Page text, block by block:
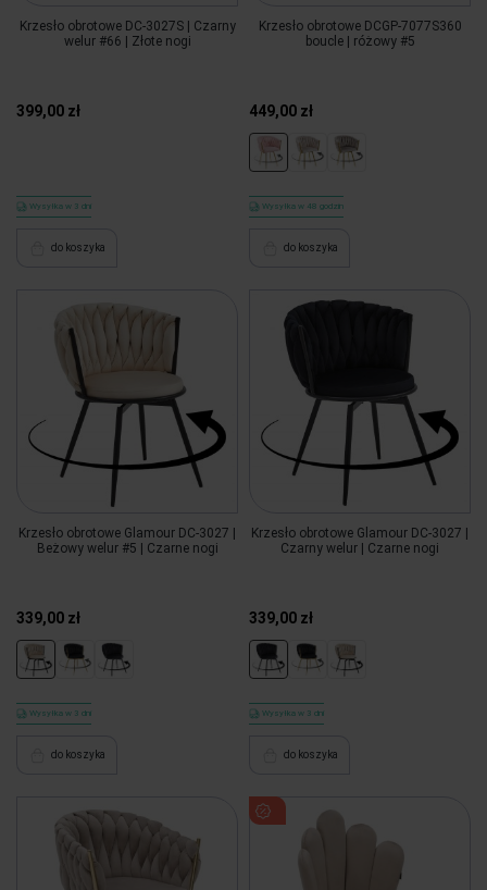
Krzesło obrotowe DC-3027S | Czarny
welur #66 | Złote nogi
399,00 zł
Wysyłka w 3 dni
do koszyka
Krzesło obrotowe DCGP-7077S360
boucle | różowy #5
449,00 zł
Wysyłka w 48 godzin
do koszyka
Krzesło obrotowe Glamour DC-3027 |
Beżowy welur #5 | Czarne nogi
339,00 zł
Wysyłka w 3 dni
do koszyka
Krzesło obrotowe Glamour DC-3027 |
Czarny welur | Czarne nogi
339,00 zł
Wysyłka w 3 dni
do koszyka